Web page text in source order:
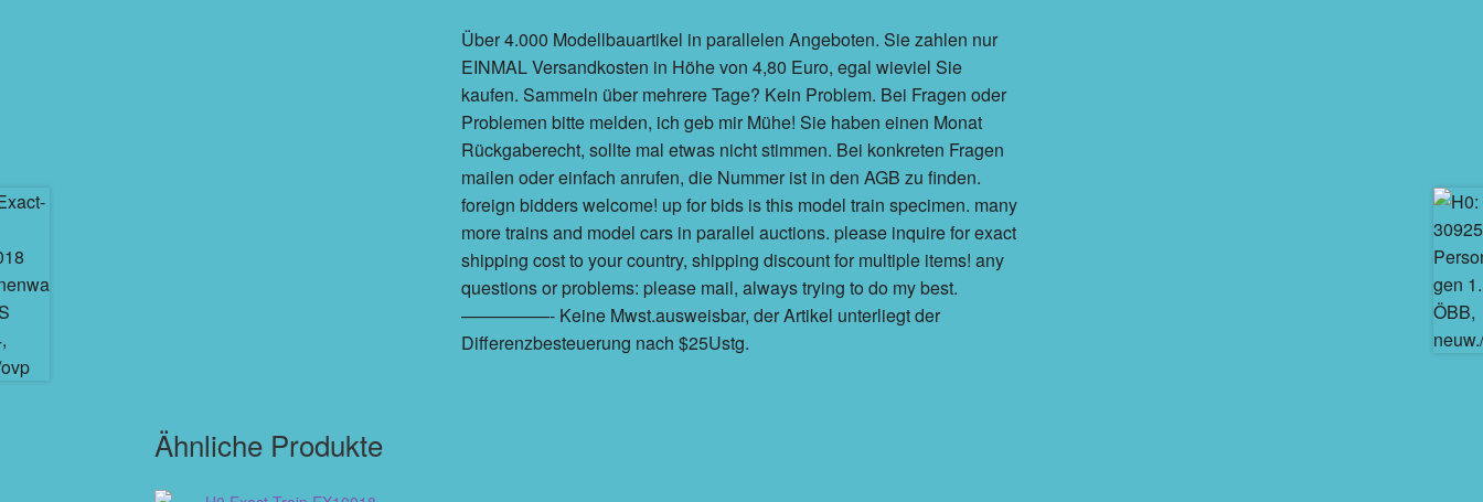
Über 4.000 Modellbauartikel in parallelen Angeboten. Sie zahlen nur
EINMAL Versandkosten in Höhe von 4,80 Euro, egal wieviel Sie
kaufen. Sammeln über mehrere Tage? Kein Problem. Bei Fragen oder
Problemen bitte melden, ich geb mir Mühe! Sie haben einen Monat
Rückgaberecht, sollte mal etwas nicht stimmen. Bei konkreten Fragen
mailen oder einfach anrufen, die Nummer ist in den AGB zu finden.
foreign bidders welcome! up for bids is this model train specimen. many
more trains and model cars in parallel auctions. please inquire for exact
shipping cost to your country, shipping discount for multiple items! any
questions or problems: please mail, always trying to do my best.
—————- Keine Mwst.ausweisbar, der Artikel unterliegt der
Differenzbesteuerung nach $25Ustg.
Ähnliche Produkte